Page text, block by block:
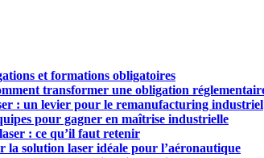
et formations obligatoires
transformer une obligation
: un levier pour le remanufacturing industriel
pour gagner en maîtrise industrielle
: ce qu’il faut retenir
la solution laser idéale pour l’aéronautique